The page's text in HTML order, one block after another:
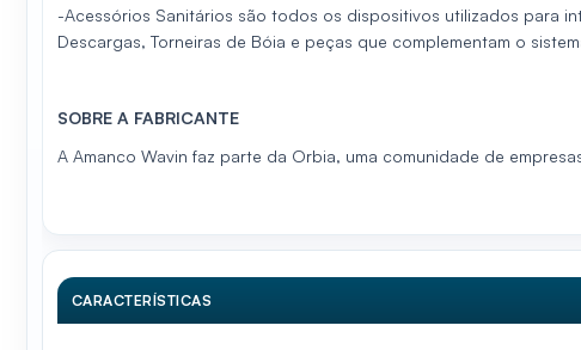
-Acessórios Sanitários são todos os dispositivos utilizados para
Descargas, Torneiras de Bóia e peças que complementam o
SOBRE A FABRICANTE
A Amanco Wavin faz parte da Orbia, uma comunidade de
CARACTERÍSTICAS